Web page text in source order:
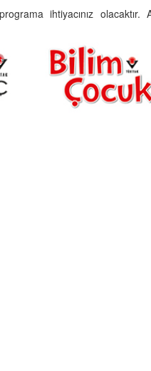
ihtiyacınız olacaktır.